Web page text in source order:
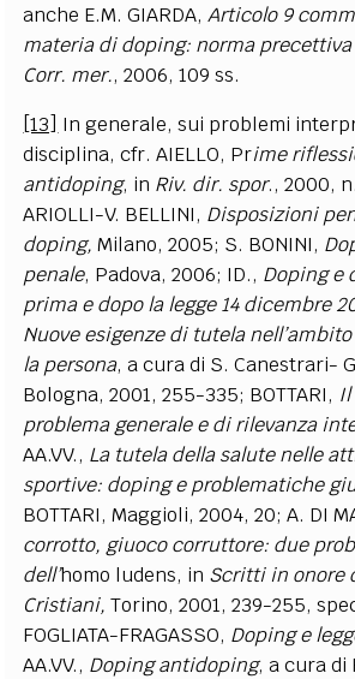
anche E.M. GIARDA,Articolo 9
materia di doping: norma
Corr. mer., 2006, 109 ss.
[13] In generale, sui problemi
disciplina, cfr. AIELLO, Prime
antidoping, in Riv. dir. spor., 2000,
ARIOLLI-V. BELLINI, Disposizioni
doping,Milano, 2005; S. BONINI,
penale, Padova, 2006; ID., Doping e
prima e dopo la legge 14 dicembre
Nuove esigenze di tutela
la persona, a cura di S. Canestrari-
Bologna, 2001, 255-335; BOTTARI, Il
problema generale e di rilevanza
AA.VV., La tutela della salute nelle
sportive: doping e problematiche
BOTTARI, Maggioli, 2004, 20; A. DI
corrotto, giuoco corruttore: due
dell’homo ludens, in Scritti in onore
Cristiani, Torino, 2001, 239-255,
FOGLIATA-FRAGASSO, Doping e
AA.VV., Doping antidoping, a cura di